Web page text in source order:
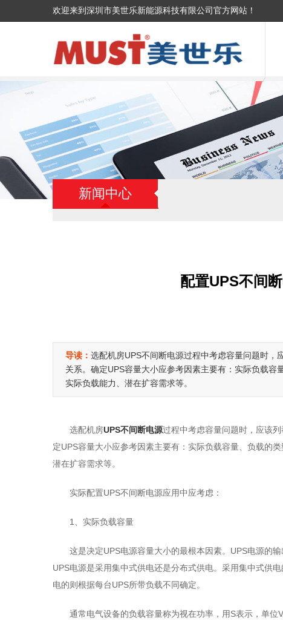
欢迎来到深圳市美世乐新能源科技有限公司官方网站！
新闻中心
配置UPS不间
导读： 选配机房UPS不间断电源过程中考虑容量问题时
关系。确定UPS容量大小应参考因素主要有：实际负载
实际负载能力、潜在扩容需求等。
选配机房UPS不间断电源过程中考虑容量问题时，应该
定UPS容量大小应参考因素主要有：实际负载容量、负载的
潜在扩容需求等。
实际配置UPS不间断电源应用中应考虑：
1、实际负载容量
这是决定UPS电源容量大小的最根本因素。UPS电源的
UPS电源是采用集中式供电还是分布式供电。采用集中式供
电的则根据每台UPS所带负载不同确定。
通常电气设备的负载容量称为视在功率，用S表示，单